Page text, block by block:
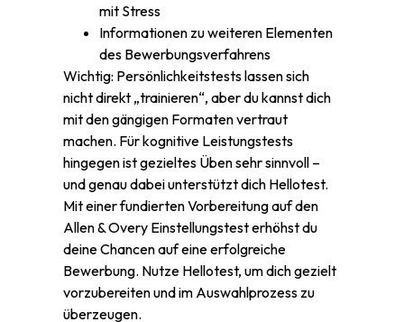
mit Stress
Informationen zu weiteren Elementen
des Bewerbungsverfahrens
Wichtig: Persönlichkeitstests lassen sich
nicht direkt „trainieren“, aber du kannst dich
mit den gängigen Formaten vertraut
machen. Für kognitive Leistungstests
hingegen ist gezieltes Üben sehr sinnvoll –
und genau dabei unterstützt dich Hellotest.
Mit einer fundierten Vorbereitung auf den
Allen & Overy Einstellungstest erhöhst du
deine Chancen auf eine erfolgreiche
Bewerbung. Nutze Hellotest, um dich gezielt
vorzubereiten und im Auswahlprozess zu
überzeugen.